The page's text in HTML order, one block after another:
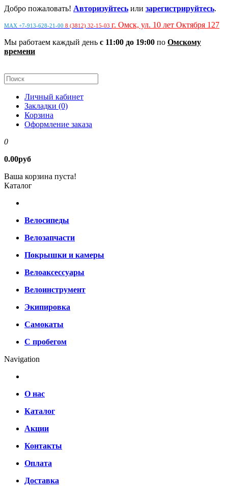
Добро пожаловать! Авторизуйтесь или зарегистрируйтесь.
MAX +7-913-628-21-00 8 (3812) 32-15-03 г. Омск, ул. 10 лет Октября 127
Мы работаем каждый день с 11:00 до 19:00 по Омскому
времени
Личный кабинет
Закладки (0)
Корзина
Оформление заказа
0
0.00руб
Ваша корзина пуста!
Каталог
Велосипеды
Велозапчасти
Покрышки и камеры
Велоаксессуары
Велоинструмент
Экипировка
Самокаты
С пробегом
Navigation
О нас
Каталог
Акции
Контакты
Оплата
Доставка